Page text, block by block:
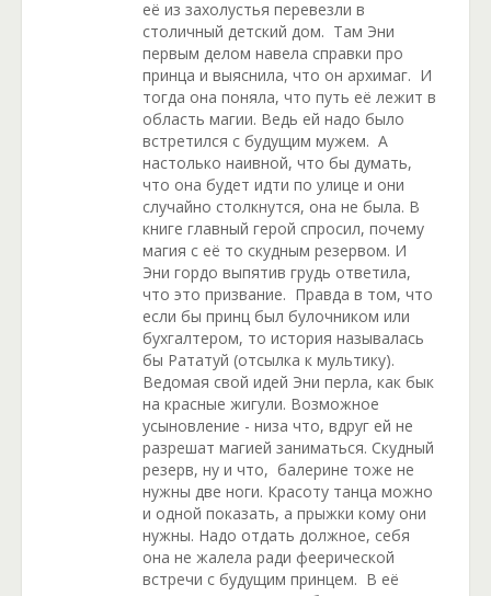
её из захолустья перевезли в
столичный детский дом. Там Эни
первым делом навела справки про
принца и выяснила, что он архимаг. И
тогда она поняла, что путь её лежит в
область магии. Ведь ей надо было
встретился с будущим мужем. А
настолько наивной, что бы думать,
что она будет идти по улице и они
случайно столкнутся, она не была. В
книге главный герой спросил, почему
магия с её то скудным резервом. И
Эни гордо выпятив грудь ответила,
что это призвание. Правда в том, что
если бы принц был булочником или
бухгалтером, то история называлась
бы Рататуй (отсылка к мультику).
Ведомая свой идей Эни перла, как бык
на красные жигули. Возможное
усыновление - низа что, вдруг ей не
разрешат магией заниматься. Скудный
резерв, ну и что, балерине тоже не
нужны две ноги. Красоту танца можно
и одной показать, а прыжки кому они
нужны. Надо отдать должное, себя
она не жалела ради феерической
встречи с будущим принцем. В её